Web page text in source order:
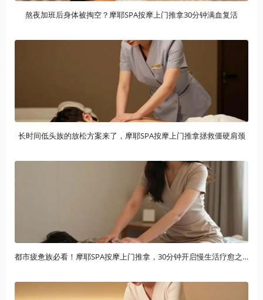
熬夜加班后身体被掏空？摩耶SPA按摩上门推拿30分钟满血复活
长时间低头族的放松方案来了，摩耶SPA按摩上门推拿拯救僵硬肩颈
都市疲惫族必看！摩耶SPA按摩上门推拿，30分钟开启慢生活疗愈之旅